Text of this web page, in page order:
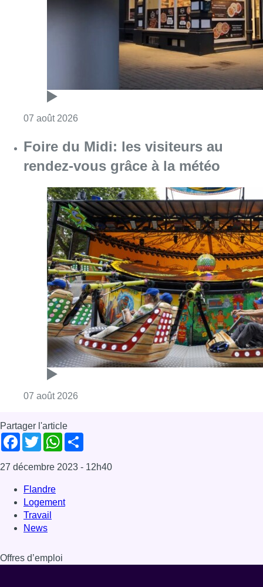
rendez-vous grâce à la météo
07 août 2026 Consulter l'article "Foire du Midi: les
Partager l'article
Facebook
TwitterWhatsApp
Share
27 décembre 2023- 12h40
Flandre
Logement
Travail
News
Offres d’emploi